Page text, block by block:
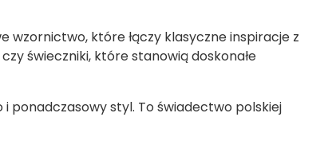
wzornictwo, które łączy klasyczne inspiracje z
świeczniki, które stanowią doskonałe
ponadczasowy styl. To świadectwo polskiej